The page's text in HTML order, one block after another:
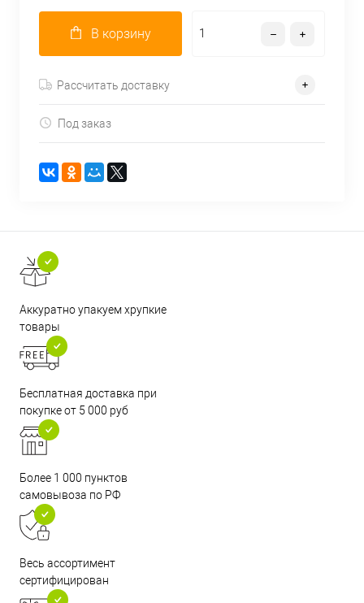
В корзину
Рассчитать доставку
Под заказ
Аккуратно упакуем хрупкие
товары
Бесплатная доставка при
покупке от 5 000 руб
Более 1 000 пунктов
самовывоза по РФ
Весь ассортимент
сертифицирован